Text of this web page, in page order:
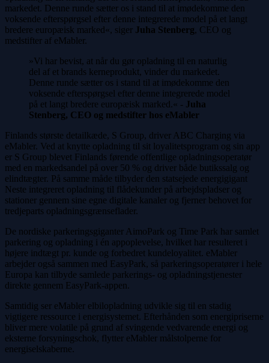
markedet. Denne runde sætter os i stand til at imødekomme den
voksende efterspørgsel efter denne integrerede model på et langt
bredere europæisk marked«, siger Juha Stenberg, CEO og
medstifter af eMabler.
»Vi har bevist, at når du gør opladning til en naturlig
del af et brands kerneprodukt, vinder du markedet.
Denne runde sætter os i stand til at imødekomme den
voksende efterspørgsel efter denne integrerede model
på et langt bredere europæisk marked.« - Juha
Stenberg, CEO og medstifter hos eMabler
Finlands største detailkæde, S Group, driver ABC Charging via
eMabler. Ved at knytte opladning til sit loyalitetsprogram og sin app
er S Group blevet Finlands førende offentlige opladningsoperatør
med en markedsandel på over 50 % og driver både butikssalg og
elindtægter. På samme måde tilbyder den statsejede energigigant
Neste integreret opladning til flådekunder på arbejdspladser og
stationer gennem sine egne digitale kanaler og fjerner behovet for
tredjeparts opladningsgrænseflader.
De nordiske parkeringsgiganter AimoPark og Time Park har samlet
parkering og opladning i én appoplevelse, hvilket har resulteret i
højere indtægt pr. kunde og forbedret kundeloyalitet. eMabler
arbejder også sammen med EasyPark, så parkeringsoperatører i hele
Europa kan tilbyde samlede parkerings- og opladningstjenester
direkte gennem EasyPark-appen.
Samtidig ser eMabler elbilopladning udvikle sig til en stadig
vigtigere ressource i energisystemet. Efterhånden som energipriserne
bliver mere volatile på grund af svingende vedvarende energi og
eksterne forsyningschok, flytter eMabler målstolperne for
energiselskaberne.